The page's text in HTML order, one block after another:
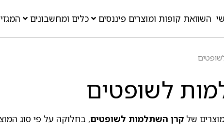
השוואת קופות ומוצרים פיננסים כלים ומחשבונים
לשופטים
של קרן השתלמות לשופטים, בחלוקה על פי סוג